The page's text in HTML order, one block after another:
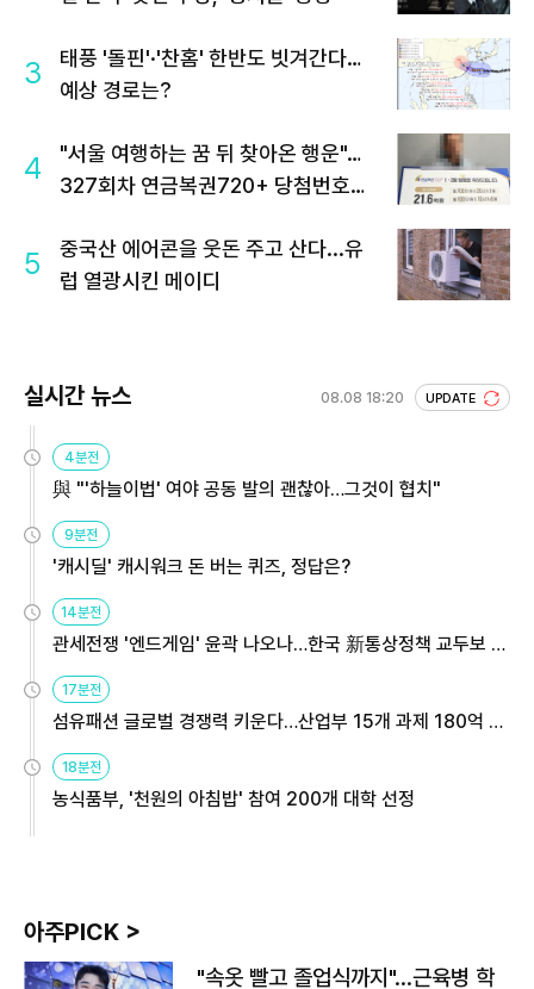
3
태풍 '돌핀'·'찬홈' 한반도 빗겨간다…
예상 경로는?
4
"서울 여행하는 꿈 뒤 찾아온 행운"…
327회차 연금복권720+ 당첨번호조
5
중국산 에어콘을 웃돈 주고 산다...유
럽 열광시킨 메이디
실시간 뉴스 08.08 18:20 UPDATE
4분전
與 "'하늘이법' 여야 공동 발의 괜찮아…그것이 협치"
9분전
'캐시딜' 캐시워크 돈 버는 퀴즈, 정답은?
14분전
관세전쟁 '엔드게임' 윤곽 나오나…한국 新통상정책 교두보 활
용해야
17분전
섬유패션 글로벌 경쟁력 키운다…산업부 15개 과제 180억 지
원
18분전
농식품부, '천원의 아침밥' 참여 200개 대학 선정
아주PICK >
"속옷 빨고 졸업식까지"…근육병 학